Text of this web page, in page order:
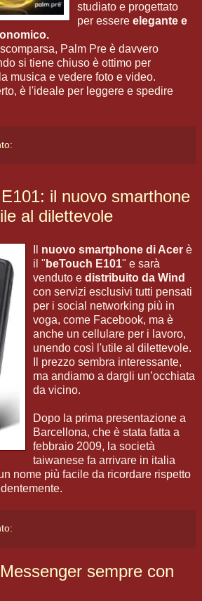
studiato e progettato
per essere elegante e
Palm Pre è davvero
si tiene chiuso è ottimo per
musica e vedere foto e video.
è l'ideale per leggere e spedire
il nuovo smarthone
al dilettevole
nuovo smartphone di Acer è
il " beTouch E101" e sarà
venduto e distribuito da Wind
con servizi esclusivi tutti pensati
per i social networking più in
voga, come Facebook, ma è
anche un cellulare per i lavoro,
unendo così l'utile al dilettevole.
Il prezzo sembra interessante,
ma andiamo a dargli un’occhiata
da vicino.
Dopo la prima presentazione a
Barcellona, che è stata fatta a
febbraio 2009, la società
taiwanese fa arrivare in italia
nome più facile da ricordare rispetto
sempre con